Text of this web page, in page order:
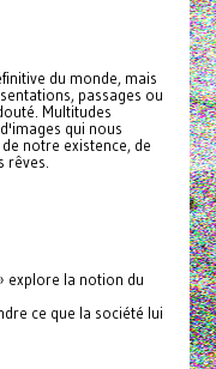
du monde, mais
passages ou
Multitudes
qui nous
notre existence, de
explore la notion du
ce que la société lui